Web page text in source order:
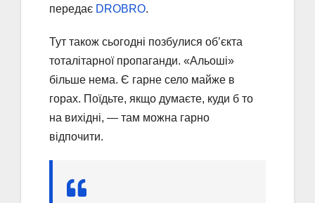
передає DROBRO.
Тут також сьогодні позбулися обʼєкта
тоталітарної пропаганди. «Альоші»
більше нема. Є гарне село майже в
горах. Поїдьте, якщо думаєте, куди б то
на вихідні, — там можна гарно
відпочити.